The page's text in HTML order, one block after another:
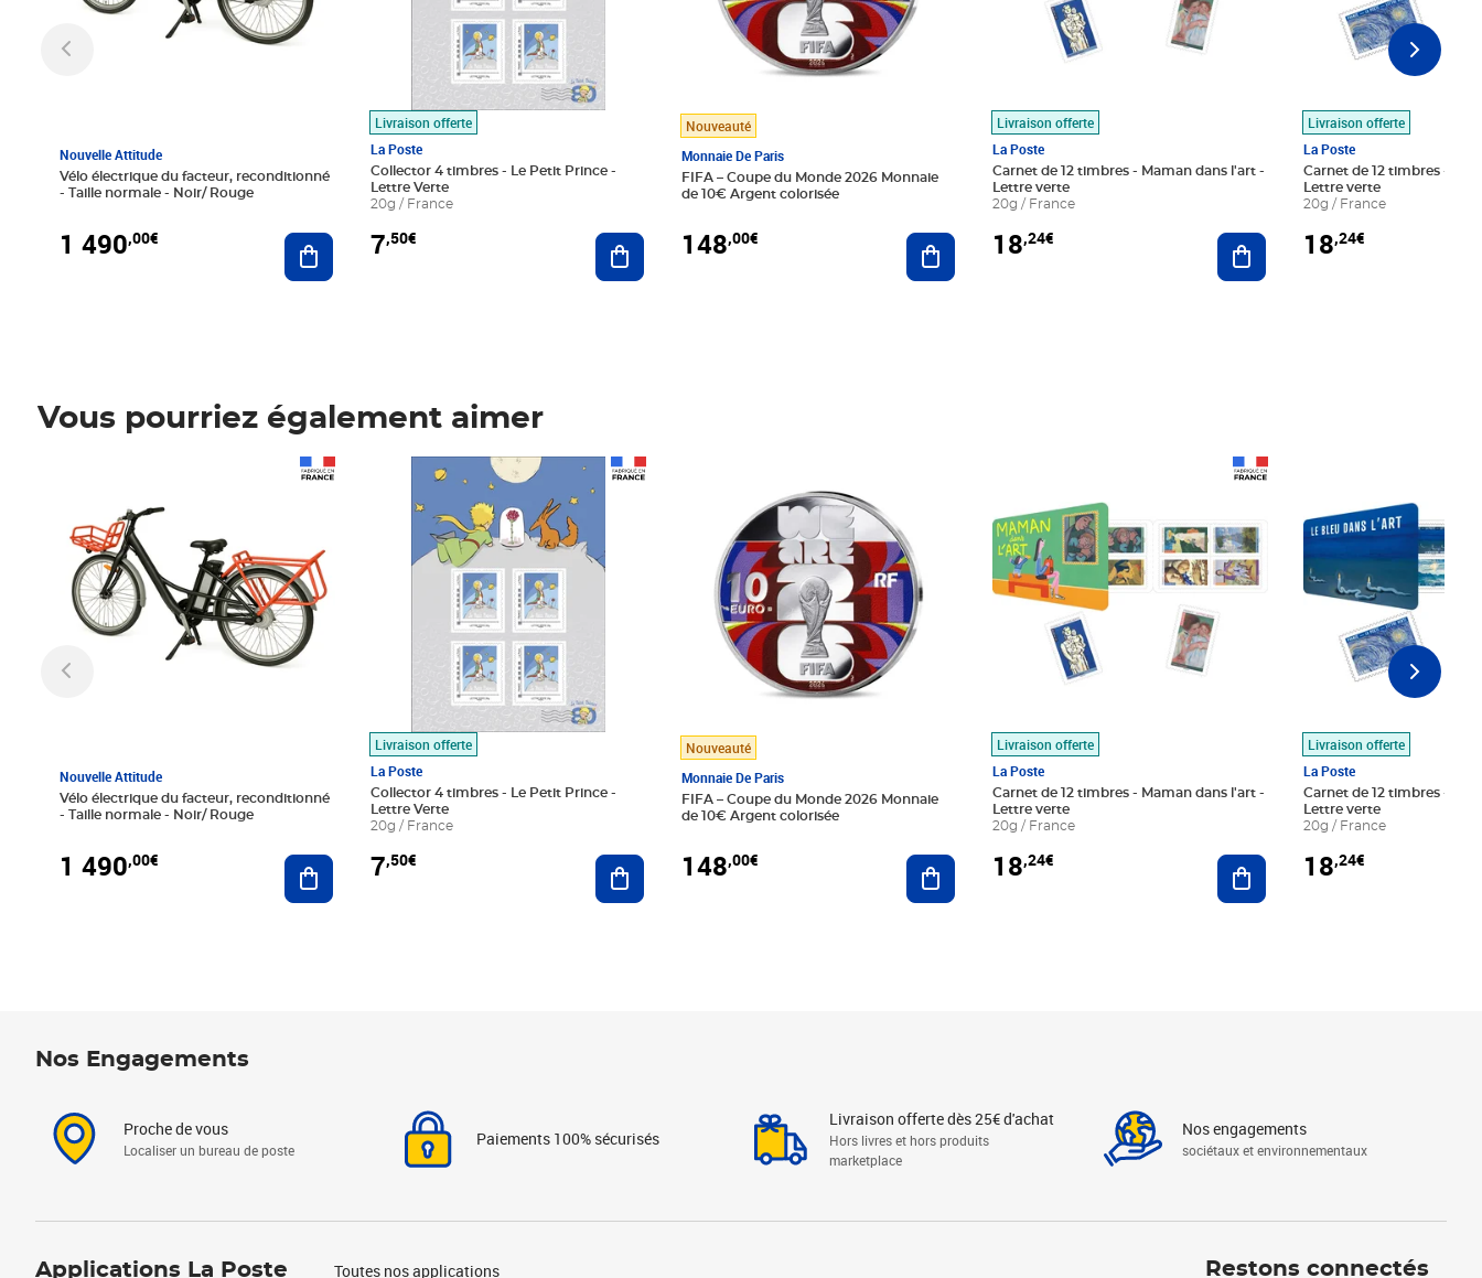
Nouvelle Attitude
Vélo électrique du facteur, reconditionné
- Taille normale - Noir/ Rouge
1 490,00€ Ajouter au panier
Livraison offerte
La Poste
Collector 4 timbres - Le Petit Prince -
Lettre Verte
20g / France
7,50€ Ajouter au panier
Nouveauté
Monnaie De Paris
FIFA – Coupe du Monde 2026 Monnaie
de 10€ Argent colorisée
148,00€ Ajouter au panier
Livraison offerte
La Poste
Carnet de 12 timbres - Maman dans l'art -
Lettre verte
20g / France
18,24€ Ajouter au panier
Livraison offerte
La Poste
Carnet de 12 timbres - Le
Lettre verte
20g / France
18,24€
Vous pourriez également aimer
Nouvelle Attitude
Vélo électrique du facteur, reconditionné
- Taille normale - Noir/ Rouge
1 490,00€ Ajouter au panier
Livraison offerte
La Poste
Collector 4 timbres - Le Petit Prince -
Lettre Verte
20g / France
7,50€
Prix 7,50€
Ajouter au panier
Nouveauté
Monnaie De Paris
FIFA – Coupe du Monde 2026 Monnaie
de 10€ Argent colorisée
148,00€ Ajouter au panier
Livraison offerte
La Poste
Carnet de 12 timbres - Maman dans l'art -
Lettre verte
20g / France
18,24€ Ajouter au panier
Livraison offerte
La Poste
Carnet de 12 timbres - Le
Lettre verte
20g / France
18,24€
Nos Engagements
Proche de vous
Localiser un bureau de poste
Paiements 100% sécurisés
Livraison offerte dès 25€ d'achat
Hors livres et hors produits
marketplace
Nos engagements
sociétaux et environnementaux
Applications La Poste Toutes nos applications Restons connectés